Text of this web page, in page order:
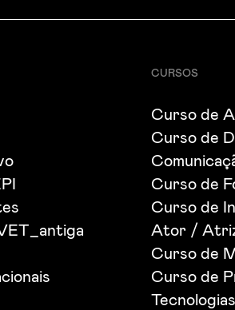
CURSOS
Curso de
Curso de
Curso de
Curso de
Ator /
Curso de
Curso de